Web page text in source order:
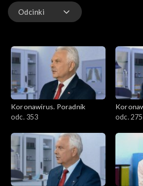
Odcinki
Koronawirus. Poradnik
odc. 353
odc. 275